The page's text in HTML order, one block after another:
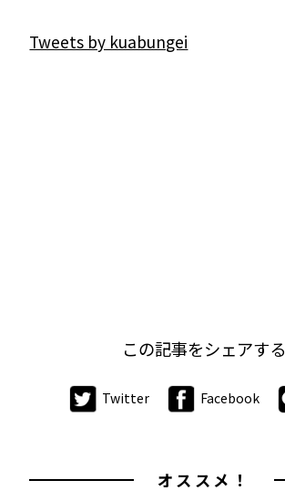
Tweets by kuabungei
この記事をシェアする
Twitter Facebook
オススメ！